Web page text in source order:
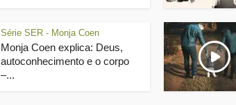
Série SER - Monja Coen
Monja Coen explica: Deus,
autoconhecimento e o corpo
–...